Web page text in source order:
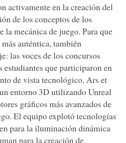
activamente en la creación del
de los conceptos de los
la mecánica de juego. Para que
auténtica, también
las voces de los concursos
estudiantes que participaron en
de vista tecnológico, Ars et
entorno 3D utilizando Unreal
gráficos más avanzados de
El equipo explotó tecnologías
para la iluminación dinámica
para la creación de